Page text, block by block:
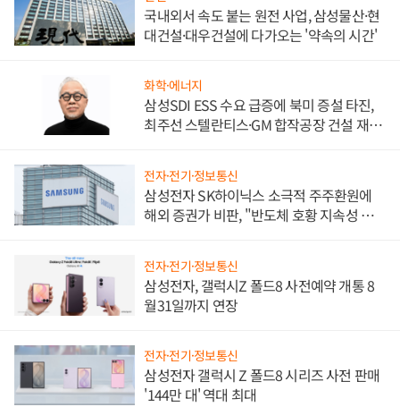
국내외서 속도 붙는 원전 사업, 삼성물산·현
대건설·대우건설에 다가오는 '약속의 시간'
화학·에너지
삼성SDI ESS 수요 급증에 북미 증설 타진,
최주선 스텔란티스·GM 합작공장 건설 재추
전자·전기·정보통신
삼성전자 SK하이닉스 소극적 주주환원에
해외 증권가 비판, "반도체 호황 지속성 의
전자·전기·정보통신
삼성전자, 갤럭시Z 폴드8 사전예약 개통 8
월31일까지 연장
전자·전기·정보통신
삼성전자 갤럭시 Z 폴드8 시리즈 사전 판매
'144만 대' 역대 최대